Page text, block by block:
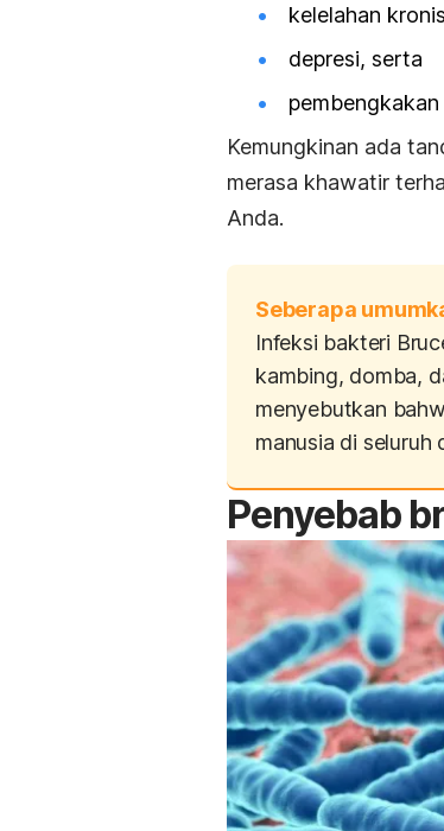
kelelahan
depresi, serta
Kemungkinan ada
merasa khawatir
Anda.
Seberapa
Infeksi bakteri
kambing, domba,
menyebutkan
manusia di seluruh
Penyebab